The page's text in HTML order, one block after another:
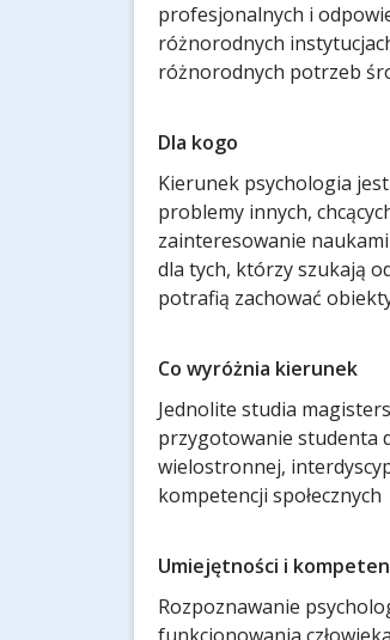
profesjonalnych i
różnorodnych
różnorodnych potrzeb
Dla kogo
Kierunek psychologia
problemy innych,
zainteresowanie
dla tych, którzy szukają
potrafią zachować
Co wyróżnia kierunek
Jednolite studia
przygotowanie studenta
wielostronnej,
kompetencji społecznych
Umiejętności i
Rozpoznawanie